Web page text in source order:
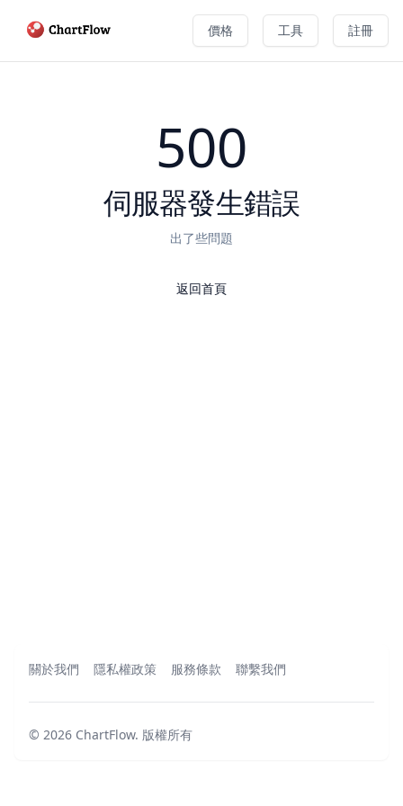
價格 工具 註冊
500
伺服器發生錯誤
出了些問題
返回首頁
關於我們 隱私權政策 服務條款 聯繫我們
© 2026 ChartFlow. 版權所有